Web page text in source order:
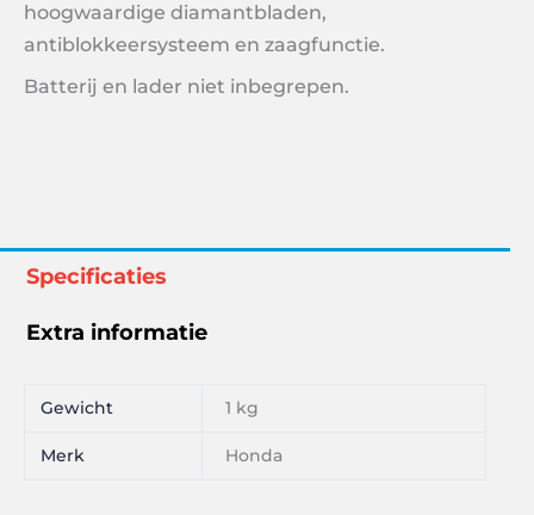
hoogwaardige diamantbladen,
antiblokkeersysteem en zaagfunctie.
Batterij en lader niet inbegrepen.
Specificaties
Extra informatie
Gewicht 1 kg
Merk Honda